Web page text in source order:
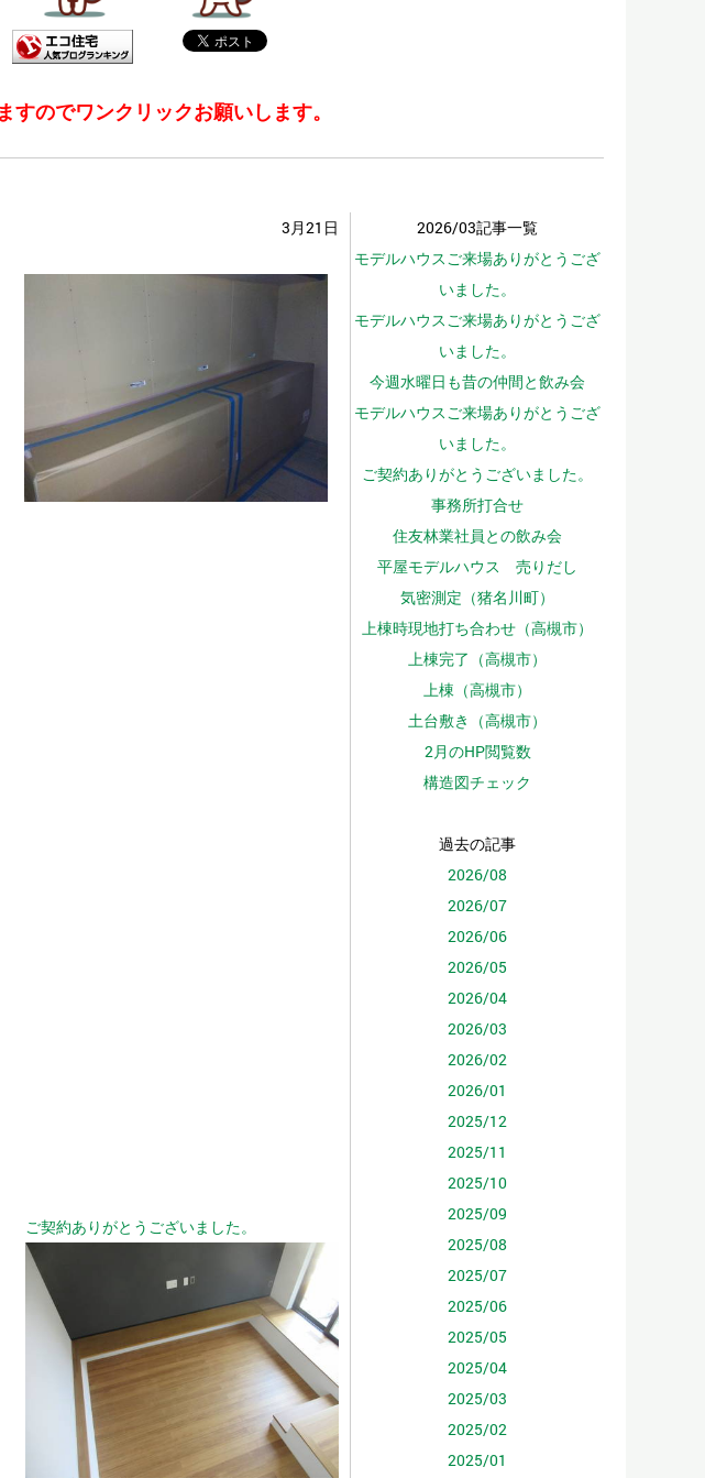
のでワンクリックお願いします。
3月21日
ご契約ありがとうございました。
2026/03記事一覧
モデルハウスご来場ありがとうござ
いました。
モデルハウスご来場ありがとうござ
いました。
今週水曜日も昔の仲間と飲み会
モデルハウスご来場ありがとうござ
いました。
ご契約ありがとうございました。
事務所打合せ
住友林業社員との飲み会
平屋モデルハウス 売りだし
気密測定（猪名川町）
上棟時現地打ち合わせ（高槻市）
上棟完了（高槻市）
上棟（高槻市）
土台敷き（高槻市）
2月のHP閲覧数
構造図チェック
過去の記事
2026/08
2026/07
2026/06
2026/05
2026/04
2026/03
2026/02
2026/01
2025/12
2025/11
2025/10
2025/09
2025/08
2025/07
2025/06
2025/05
2025/04
2025/03
2025/02
2025/01